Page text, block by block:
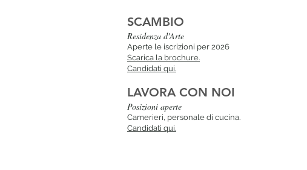
SCAMBIO
Residenza d'Arte
Aperte le iscrizioni per 2026
Scarica la brochure.
Candidati qui.
LAVORA CON NOI
Posizioni aperte
Camerieri, personale di cucina.
Candidati qui.